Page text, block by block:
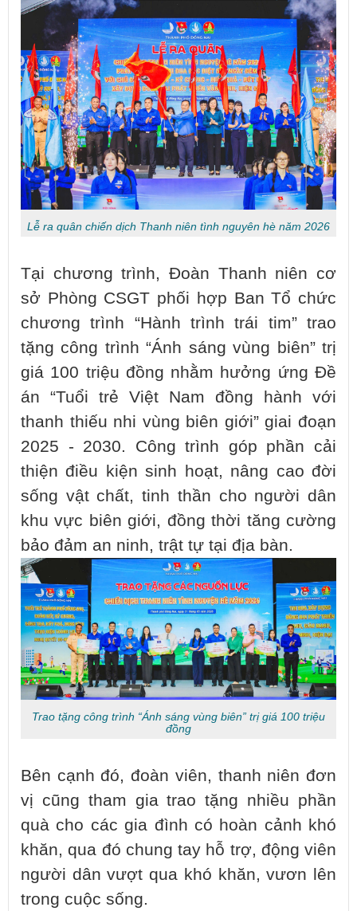
Lễ ra quân chiến dịch Thanh niên tình nguyên hè năm 2026
Tại chương trình, Đoàn Thanh niên cơ
sở Phòng CSGT phối hợp Ban Tổ chức
chương trình “Hành trình trái tim” trao
tặng công trình “Ánh sáng vùng biên” trị
giá 100 triệu đồng nhằm hưởng ứng Đề
án “Tuổi trẻ Việt Nam đồng hành với
thanh thiếu nhi vùng biên giới” giai đoạn
2025 - 2030. Công trình góp phần cải
thiện điều kiện sinh hoạt, nâng cao đời
sống vật chất, tinh thần cho người dân
khu vực biên giới, đồng thời tăng cường
bảo đảm an ninh, trật tự tại địa bàn.
Trao tặng công trình “Ánh sáng vùng biên” trị giá 100 triệu
đồng
Bên cạnh đó, đoàn viên, thanh niên đơn
vị cũng tham gia trao tặng nhiều phần
quà cho các gia đình có hoàn cảnh khó
khăn, qua đó chung tay hỗ trợ, động viên
người dân vượt qua khó khăn, vươn lên
trong cuộc sống.